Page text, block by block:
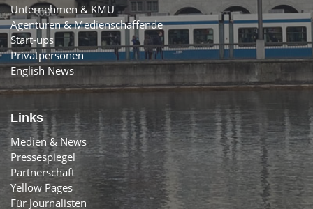
Unternehmen & KMU
Agenturen & Medienschaffende
Start-ups
Privatpersonen
English News
Links
Medien & News
Pressespiegel
Partnerschaft
Yellow Pages
Für Journalisten